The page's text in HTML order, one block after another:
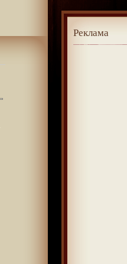
Реклама